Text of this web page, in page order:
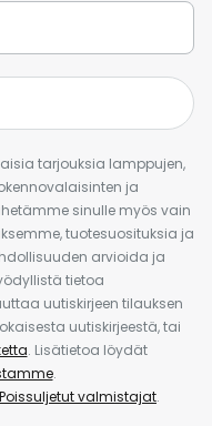
tarjouksia lamppujen,
ja
sinulle myös vain
tuotesuosituksia ja
arvioida ja
tietoa
uutiskirjeen tilauksen
uutiskirjeestä, tai
. Lisätietoa löydät
.
Poissuljetut valmistajat.